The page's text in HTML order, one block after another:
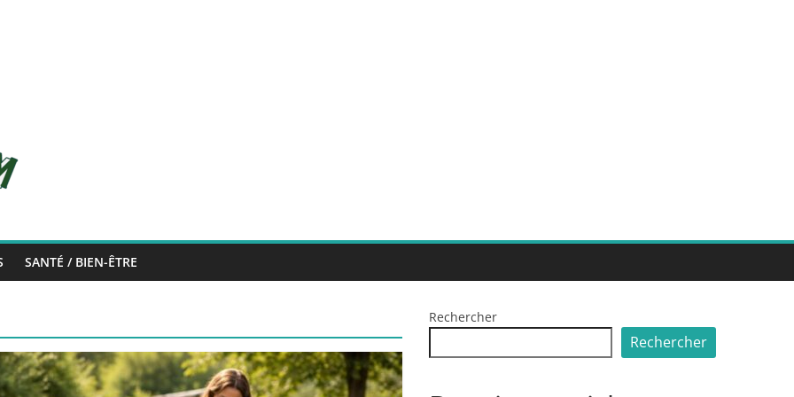
SANTÉ / BIEN-ÊTRE
Rechercher
Rechercher